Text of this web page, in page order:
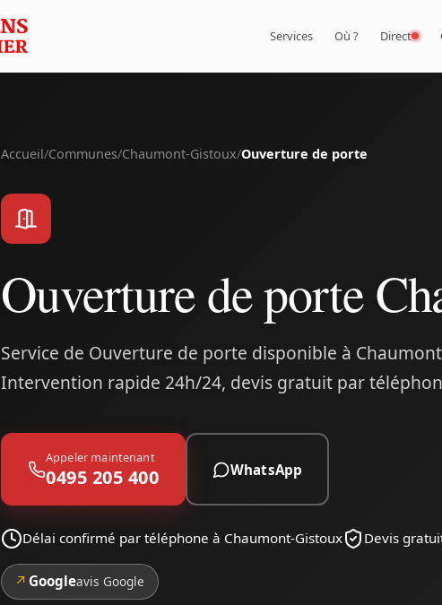
Services Où ? Direct
Accueil/Communes/Chaumont-Gistoux/Ouverture de porte
Ouverture de porte
Service de Ouverture de porte disponible à
Intervention rapide 24h/24, devis gratuit par
Appeler maintenant
0495 205 400 WhatsApp
Délai confirmé par téléphone à Chaumont-Gistoux Devis
↗ Googleavis Google